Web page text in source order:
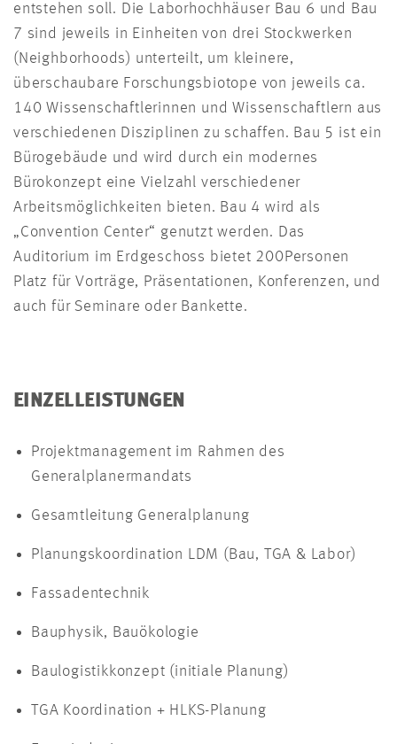
entstehen soll. Die Laborhochhäuser Bau 6 und Bau
7 sind jeweils in Einheiten von drei Stockwerken
(Neighborhoods) unterteilt, um kleinere,
überschaubare Forschungsbiotope von jeweils ca.
140 Wissenschaftlerinnen und Wissenschaftlern aus
verschiedenen Disziplinen zu schaffen. Bau 5 ist ein
Bürogebäude und wird durch ein modernes
Bürokonzept eine Vielzahl verschiedener
Arbeitsmöglichkeiten bieten. Bau 4 wird als
„Convention Center“ genutzt werden. Das
Auditorium im Erdgeschoss bietet 200Personen
Platz für Vorträge, Präsentationen, Konferenzen, und
auch für Seminare oder Bankette.
EINZELLEISTUNGEN
Projektmanagement im Rahmen des
Generalplanermandats
Gesamtleitung Generalplanung
Planungskoordination LDM (Bau, TGA & Labor)
Fassadentechnik
Bauphysik, Bauökologie
Baulogistikkonzept (initiale Planung)
TGA Koordination + HLKS-Planung